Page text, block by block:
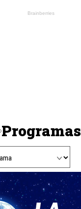
Programas